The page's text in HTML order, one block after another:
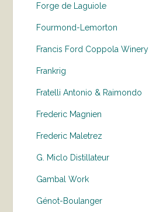
Forge de Laguiole
Fourmond-Lemorton
Francis Ford Coppola Winery
Frankrig
Fratelli Antonio & Raimondo
Frederic Magnien
Frederic Maletrez
G. Miclo Distillateur
Gambal Work
Génot-Boulanger